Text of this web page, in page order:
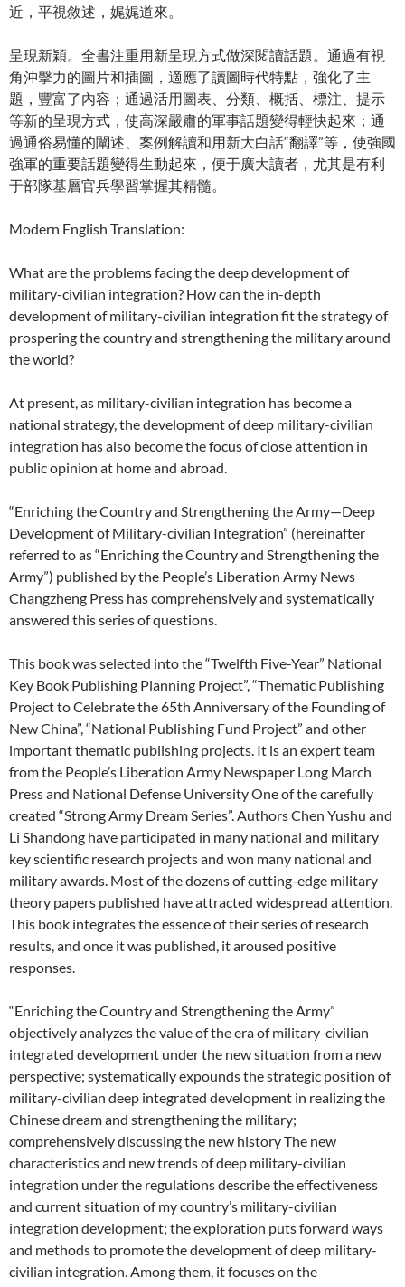
近，平視敘述，娓娓道來。
呈現新穎。全書注重用新呈現方式做深閱讀話題。通過有視
角沖擊力的圖片和插圖，適應了讀圖時代特點，強化了主
題，豐富了內容；通過活用圖表、分類、概括、標注、提示
等新的呈現方式，使高深嚴肅的軍事話題變得輕快起來；通
過通俗易懂的闡述、案例解讀和用新大白話“翻譯”等，使強國
強軍的重要話題變得生動起來，便于廣大讀者，尤其是有利
于部隊基層官兵學習掌握其精髓。
Modern English Translation:
What are the problems facing the deep development of
military-civilian integration? How can the in-depth
development of military-civilian integration fit the strategy of
prospering the country and strengthening the military around
the world?
At present, as military-civilian integration has become a
national strategy, the development of deep military-civilian
integration has also become the focus of close attention in
public opinion at home and abroad.
“Enriching the Country and Strengthening the Army—Deep
Development of Military-civilian Integration” (hereinafter
referred to as “Enriching the Country and Strengthening the
Army”) published by the People’s Liberation Army News
Changzheng Press has comprehensively and systematically
answered this series of questions.
This book was selected into the “Twelfth Five-Year” National
Key Book Publishing Planning Project”, “Thematic Publishing
Project to Celebrate the 65th Anniversary of the Founding of
New China”, “National Publishing Fund Project” and other
important thematic publishing projects. It is an expert team
from the People’s Liberation Army Newspaper Long March
Press and National Defense University One of the carefully
created “Strong Army Dream Series”. Authors Chen Yushu and
Li Shandong have participated in many national and military
key scientific research projects and won many national and
military awards. Most of the dozens of cutting-edge military
theory papers published have attracted widespread attention.
This book integrates the essence of their series of research
results, and once it was published, it aroused positive
responses.
“Enriching the Country and Strengthening the Army”
objectively analyzes the value of the era of military-civilian
integrated development under the new situation from a new
perspective; systematically expounds the strategic position of
military-civilian deep integrated development in realizing the
Chinese dream and strengthening the military;
comprehensively discussing the new history The new
characteristics and new trends of deep military-civilian
integration under the regulations describe the effectiveness
and current situation of my country’s military-civilian
integration development; the exploration puts forward ways
and methods to promote the development of deep military-
civilian integration. Among them, it focuses on the